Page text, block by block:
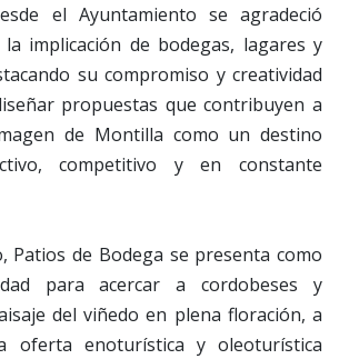
el Ayuntamiento se agradeció
la implicación de bodegas, lagares y
su compromiso y creatividad
propuestas que contribuyen a
de Montilla como un destino
competitivo y en constante
Patios de Bodega se presenta como
para acercar a cordobeses y
del viñedo en plena floración, a
oferta enoturística y oleoturística